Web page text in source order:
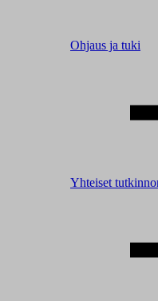
Ohjaus ja tuki
Yhteiset